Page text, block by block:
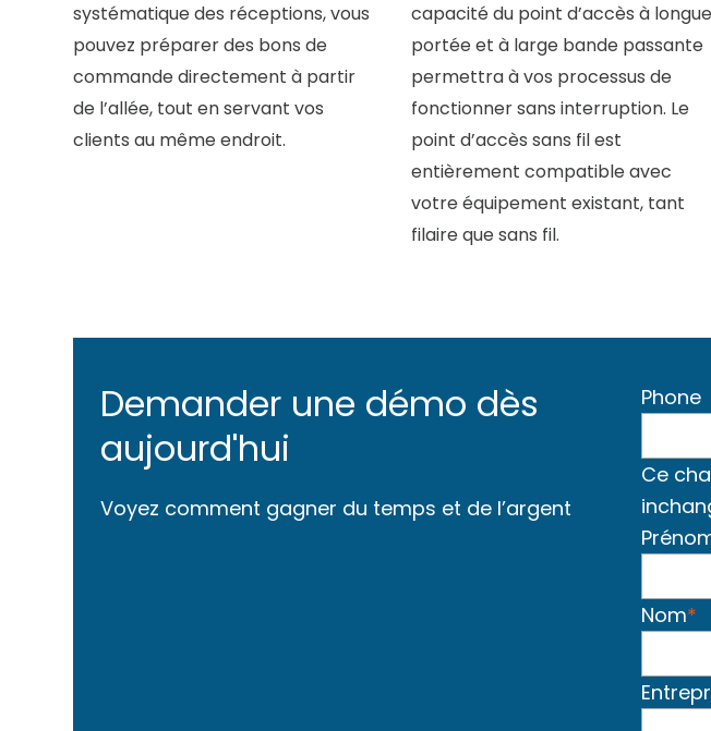
systématique des réceptions, vous
pouvez préparer des bons de
commande directement à partir
de l’allée, tout en servant vos
clients au même endroit.
capacité du point d’accès à longue
portée et à large bande passante
permettra à vos processus de
fonctionner sans interruption. Le
point d’accès sans fil est
entièrement compatible avec
votre équipement existant, tant
filaire que sans fil.
Demander une démo dès
aujourd'hui
Voyez comment gagner du temps et de l’argent
Phone
Ce
Nom*